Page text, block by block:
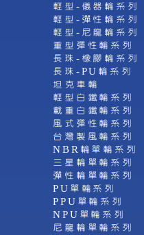
輕型-儀器輪系列
輕型-彈性輪系列
輕型-尼龍輪系列
重型彈性輪系列
長珠-橡膠輪系列
長珠-PU輪系列
坦克車輪
輕型白鐵輪系列
載重白鐵輪系列
風式彈性輪系列
台灣製風輪系列
NBR輪單輪系列
三星輪單輪系列
彈性輪單輪系列
PU單輪系列
PPU單輪系列
NPU單輪系列
尼龍輪單輪系列